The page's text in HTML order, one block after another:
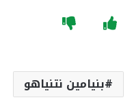
بنيامين نتنياهو